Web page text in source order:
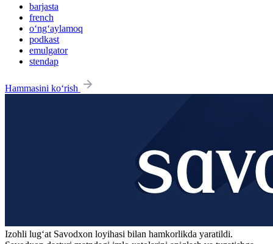
barjasta
french
o‘ng‘aylamoq
podkast
emulgator
stendap
Hammasini ko‘rish
Izohli lugʻat Savodxon loyihasi bilan hamkorlikda yaratildi.